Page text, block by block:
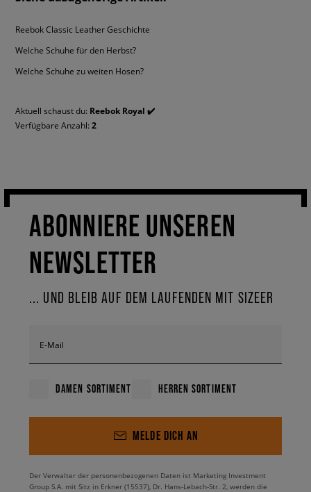
Reebok Classic Leather Geschichte
Welche Schuhe für den Herbst?
Welche Schuhe zu weiten Hosen?
Aktuell schaust du: Reebok Royal ✔️
Verfügbare Anzahl: 2
ABONNIERE UNSEREN
NEWSLETTER
... UND BLEIB AUF DEM LAUFENDEN MIT SIZEER
E-Mail
DAMEN SORTIMENT HERREN SORTIMENT
MELDE DICH AN
Der Verwalter der personenbezogenen Daten ist Marketing Investment
Group S.A. mit Sitz in Erkner (15537), Dr. Hans-Lebach-Str. 2, werden die